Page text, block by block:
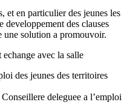
et en particulier des jeunes les
developpement des clauses
une solution a promouvoir.
avec la salle
des jeunes des territoires
deleguee a l’emploi